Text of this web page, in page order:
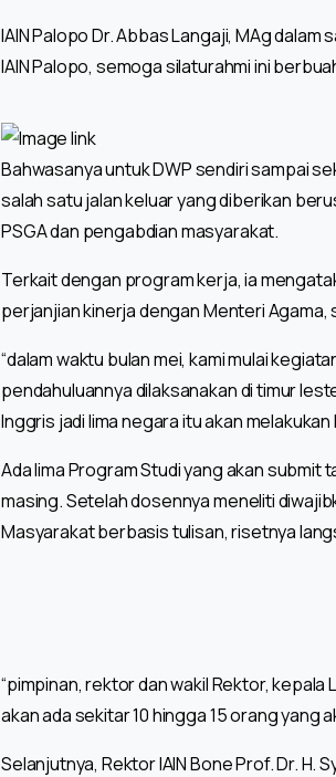
IAIN Palopo Dr. Abbas Langaji, MAg
IAIN Palopo, semoga silaturahmi ini
Bahwasanya untuk DWP sendiri sampai
salah satu jalan keluar yang diberikan
PSGA dan pengabdian masyarakat.
Terkait dengan program kerja, ia
perjanjian kinerja dengan Menteri Agama,
“dalam waktu bulan mei, kami mulai
pendahuluannya dilaksanakan di timur
Inggris jadi lima negara itu akan
Ada lima Program Studi yang akan submit
masing. Setelah dosennya meneliti
Masyarakat berbasis tulisan, risetnya
“pimpinan, rektor dan wakil Rektor,
akan ada sekitar 10 hingga 15 orang yang
Selanjutnya, Rektor IAIN Bone Prof. Dr. H.